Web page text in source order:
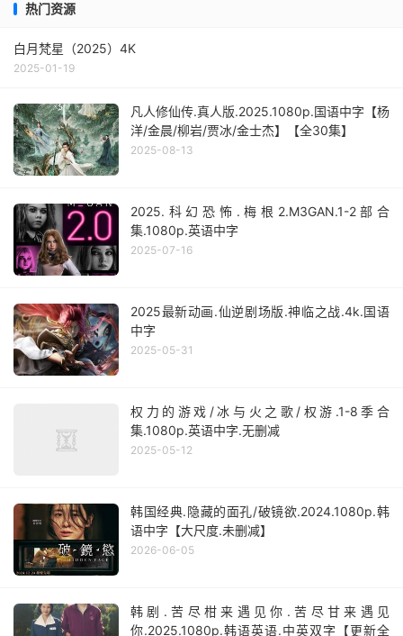
热门资源
白月梵星（2025）4K
2025-01-19
凡人修仙传.真人版.2025.1080p.国语中字【杨
洋/金晨/柳岩/贾冰/金士杰】【全30集】
2025-08-13
2025.科幻恐怖.梅根2.M3GAN.1-2部合
集.1080p.英语中字
2025-07-16
2025最新动画.仙逆剧场版.神临之战.4k.国语
中字
2025-05-31
权力的游戏/冰与火之歌/权游.1-8季合
集.1080p.英语中字.无删减
2025-05-12
韩国经典.隐藏的面孔/破镜欲.2024.1080p.韩
语中字【大尺度.未删减】
2026-06-05
韩剧.苦尽柑来遇见你.苦尽甘来遇见
你.2025.1080p.韩语英语.中英双字【更新全